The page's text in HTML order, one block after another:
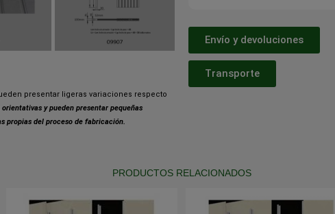
presentar ligeras variaciones respecto
y pueden presentar pequeñas
propias del proceso de fabricación.
Envío y devoluciones
Transporte
PRODUCTOS RELACIONADOS